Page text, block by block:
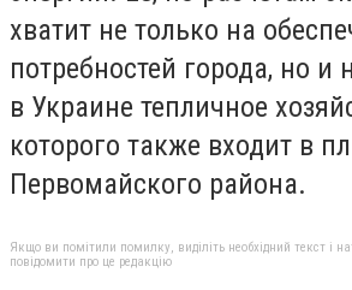
хватит не только на
потребностей города, но и
в Украине тепличное
которого также входит в
Первомайского района.
Якщо ви помітили помилку, виділіть необхідний текст і
повідомити про це редакцію